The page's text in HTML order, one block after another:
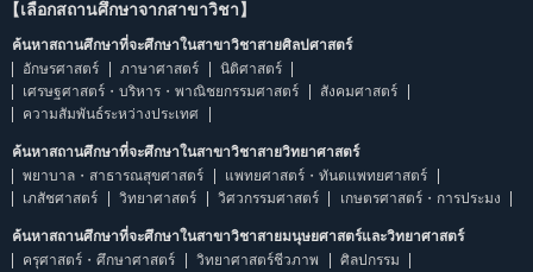
【เลือกสถานศึกษาจากสาขาวิชา】
ค้นหาสถานศึกษาที่จะศึกษาในสาขาวิชาสายศิลปศาสตร์
อักษรศาสตร์
ภาษาศาสตร์
นิติศาสตร์
เศรษฐศาสตร์・บริหาร・พาณิชยกรรมศาสตร์
สังคมศาสตร์
ความสัมพันธ์ระหว่างประเทศ
ค้นหาสถานศึกษาที่จะศึกษาในสาขาวิชาสายวิทยาศาสตร์
พยาบาล・สาธารณสุขศาสตร์
แพทยศาสตร์・ทันตแพทยศาสตร์
เภสัชศาสตร์
วิทยาศาสตร์ วิศวกรรมศาสตร์ เกษตรศาสตร์・การประมง
ค้นหาสถานศึกษาที่จะศึกษาในสาขาวิชาสายมนุษยศาสตร์และวิทยาศาสตร์
ครุศาสตร์・ศึกษาศาสตร์
วิทยาศาสตร์ชีวภาพ
ศิลปกรรม